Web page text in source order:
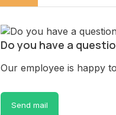
Do you have a
Our employee is happy
Send mail